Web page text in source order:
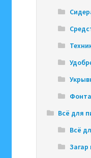
Всё для
Всё